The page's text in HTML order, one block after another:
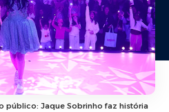
público: Jaque Sobrinho faz história